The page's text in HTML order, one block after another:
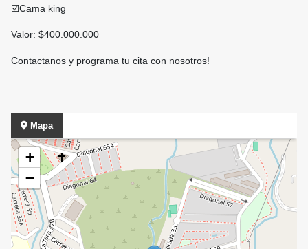
☑️Cama king
Valor: $400.000.000
Contactanos y programa tu cita con nosotros!
Mapa
+
−